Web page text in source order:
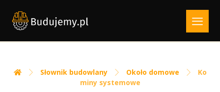
Słownik budowlany Około domowe
Ko
miny systemowe